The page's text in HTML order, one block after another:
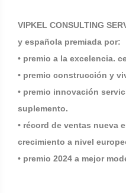
VIPKEL CONSULTING
y española premiada por:
• premio a la excelencia.
• premio construcción y
• premio innovación
suplemento.
• récord de ventas nueva
crecimiento a nivel
• premio 2024 a mejor